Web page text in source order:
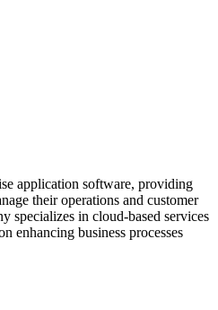
application software, providing
their operations and customer
specializes in cloud-based services
enhancing business processes